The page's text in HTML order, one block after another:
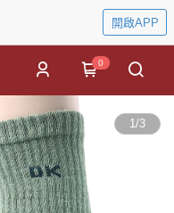
開啟APP
0
1/3